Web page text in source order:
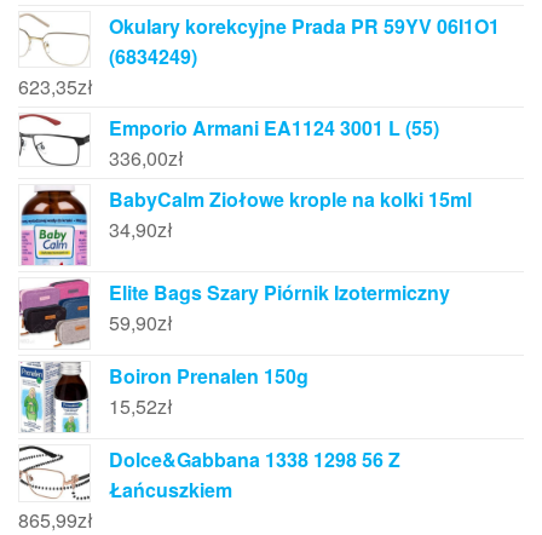
Okulary korekcyjne Prada PR 59YV 06I1O1
(6834249)
623,35zł
Emporio Armani EA1124 3001 L (55)
336,00zł
BabyCalm Ziołowe krople na kolki 15ml
34,90zł
Elite Bags Szary Piórnik Izotermiczny
59,90zł
Boiron Prenalen 150g
15,52zł
Dolce&Gabbana 1338 1298 56 Z
Łańcuszkiem
865,99zł